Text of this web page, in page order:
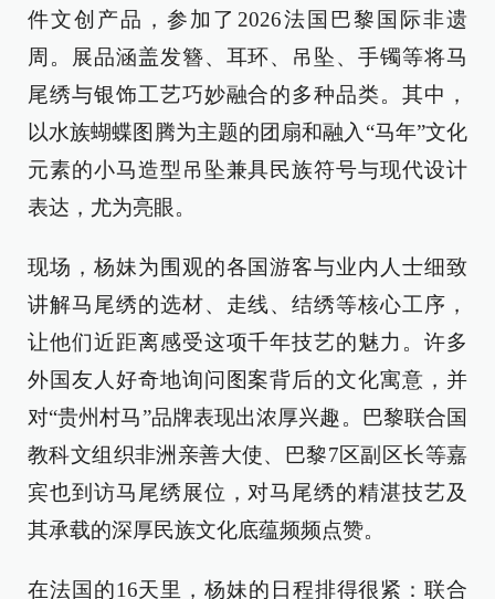
件文创产品，参加了2026法国巴黎国际非遗
周。展品涵盖发簪、耳环、吊坠、手镯等将马
尾绣与银饰工艺巧妙融合的多种品类。其中，
以水族蝴蝶图腾为主题的团扇和融入“马年”文化
元素的小马造型吊坠兼具民族符号与现代设计
表达，尤为亮眼。
现场，杨妹为围观的各国游客与业内人士细致
讲解马尾绣的选材、走线、结绣等核心工序，
让他们近距离感受这项千年技艺的魅力。许多
外国友人好奇地询问图案背后的文化寓意，并
对“贵州村马”品牌表现出浓厚兴趣。巴黎联合国
教科文组织非洲亲善大使、巴黎7区副区长等嘉
宾也到访马尾绣展位，对马尾绣的精湛技艺及
其承载的深厚民族文化底蕴频频点赞。
在法国的16天里，杨妹的日程排得很紧：联合